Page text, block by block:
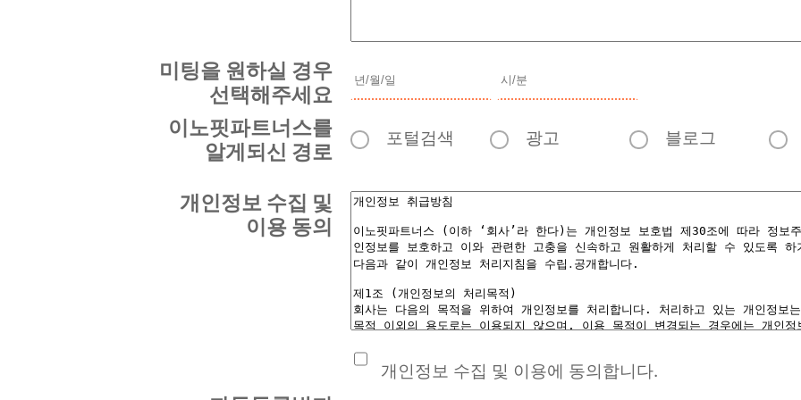
미팅을 원하실 경우
선택해주세요
이노핏파트너스를
알게되신 경로
포털검색 광고 블로그
개인정보 수집 및
이용 동의
개인정보 수집 및 이용에 동의합니다.